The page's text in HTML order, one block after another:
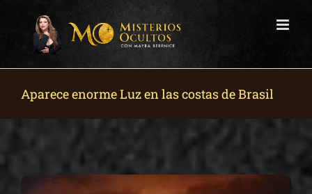
Aparece enorme Luz en las costas de Brasil